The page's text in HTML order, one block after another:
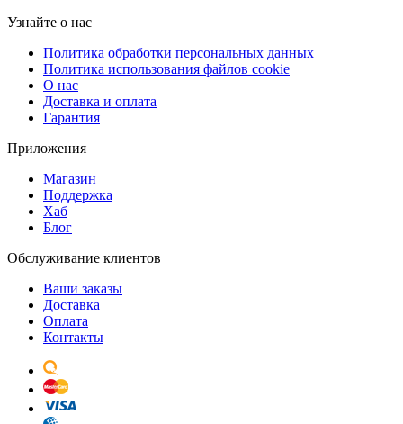
Узнайте о нас
Политика обработки персональных данных
Политика использования файлов cookie
О нас
Доставка и оплата
Гарантия
Приложения
Магазин
Поддержка
Хаб
Блог
Обслуживание клиентов
Ваши заказы
Доставка
Оплата
Контакты